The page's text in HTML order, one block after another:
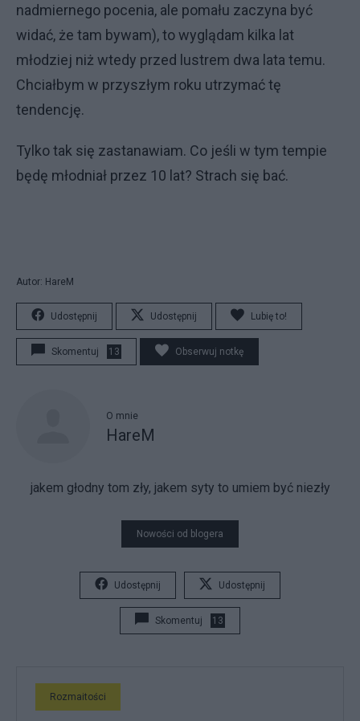
nadmiernego pocenia, ale pomału zaczyna być
widać, że tam bywam), to wyglądam kilka lat
młodziej niż wtedy przed lustrem dwa lata temu.
Chciałbym w przyszłym roku utrzymać tę
tendencję.
Tylko tak się zastanawiam. Co jeśli w tym tempie
będę młodniał przez 10 lat? Strach się bać.
Autor: HareM
Udostępnij Udostępnij Lubię to!
Skomentuj 13 Obserwuj notkę
O mnie
HareM
jakem głodny tom zły, jakem syty to umiem być niezły
Nowości od blogera
Udostępnij Udostępnij
Skomentuj 13
Rozmaitości